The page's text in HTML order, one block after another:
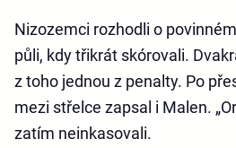
Nizozemci rozhodli o
půli, kdy třikrát skórovali.
z toho jednou z penalty. Po
mezi střelce zapsal i Malen.
zatím neinkasovali.